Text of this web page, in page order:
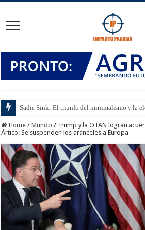
Sadie Sink: El triunfo del minimalismo y la
Home / Mundo / Trump y la OTAN logran
Ártico: Se suspenden los aranceles a Europa